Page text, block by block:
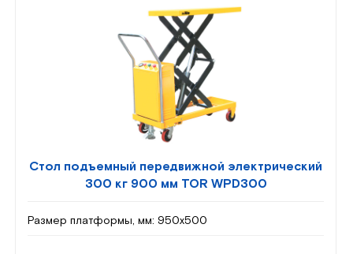
Стол подъемный передвижной электрический
300 кг 900 мм TOR WPD300
Размер платформы, мм: 950х500